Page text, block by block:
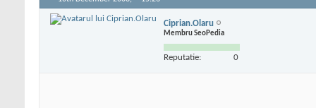
Ciprian.Olaru
Membru SeoPedia
Reputatie: 0